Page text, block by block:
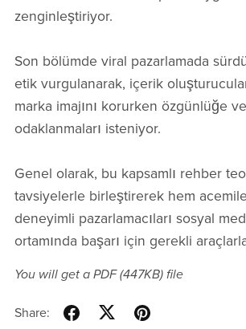
zenginleştiriyor.
Son bölümde viral pazarlamada
etik vurgulanarak, içerik
marka imajını korurken özgünlüğe
odaklanmaları isteniyor.
Genel olarak, bu kapsamlı rehber
tavsiyelerle birleştirerek hem
deneyimli pazarlamacıları sosyal
ortamında başarı için gerekli
You will get a PDF(447KB)file
Share: